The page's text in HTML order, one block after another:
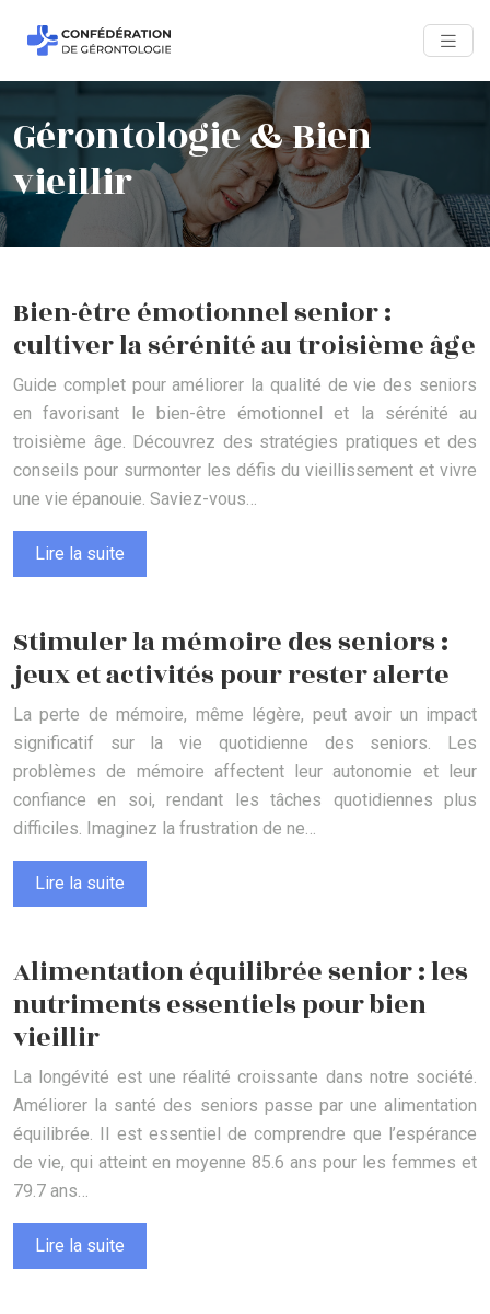
Gérontologie & Bien
vieillir
Bien-être émotionnel senior :
cultiver la sérénité au troisième âge
Guide complet pour améliorer la qualité de vie des seniors
en favorisant le bien-être émotionnel et la sérénité au
troisième âge. Découvrez des stratégies pratiques et des
conseils pour surmonter les défis du vieillissement et vivre
une vie épanouie. Saviez-vous…
Lire la suite
Stimuler la mémoire des seniors :
jeux et activités pour rester alerte
La perte de mémoire, même légère, peut avoir un impact
significatif sur la vie quotidienne des seniors. Les
problèmes de mémoire affectent leur autonomie et leur
confiance en soi, rendant les tâches quotidiennes plus
difficiles. Imaginez la frustration de ne…
Lire la suite
Alimentation équilibrée senior : les
nutriments essentiels pour bien
vieillir
La longévité est une réalité croissante dans notre société.
Améliorer la santé des seniors passe par une alimentation
équilibrée. Il est essentiel de comprendre que l’espérance
de vie, qui atteint en moyenne 85.6 ans pour les femmes et
79.7 ans…
Lire la suite